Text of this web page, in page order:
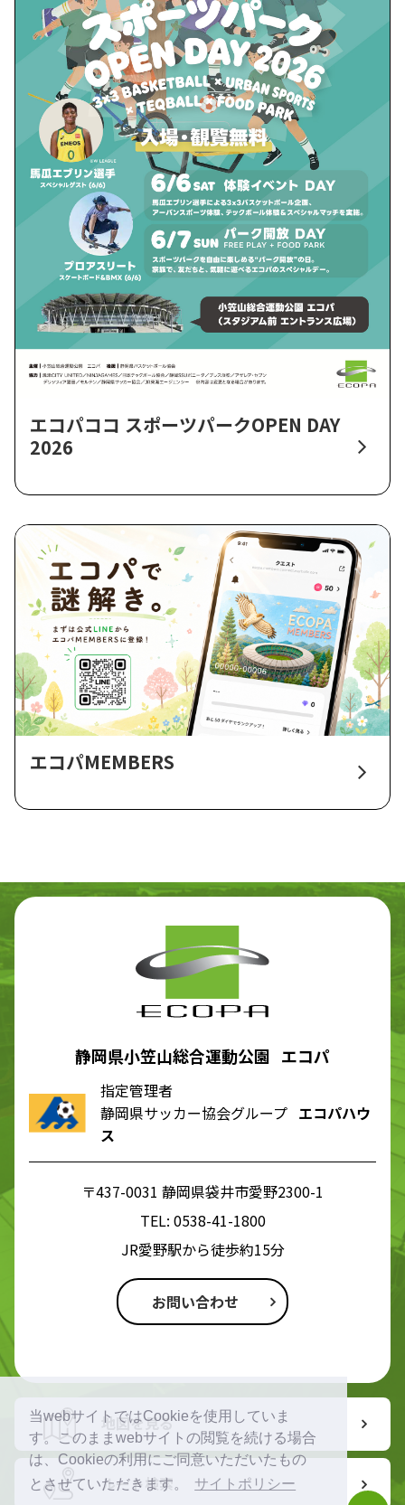
当webサイトではCookieを使用していま
す。このままwebサイトの閲覧を続ける場合
は、Cookieの利用にご同意いただいたもの
とさせていただきます。
サイトポリシー
エコパココ スポーツパークOPEN DAY
2026
エコパMEMBERS
静岡県小笠山総合運動公園 エコパ
指定管理者
静岡県サッカー協会グループ エコパハウ
ス
〒437-0031 静岡県袋井市愛野2300-1
TEL: 0538-41-1800
JR愛野駅から徒歩約15分
お問い合わせ
地図を見る
ルート検索